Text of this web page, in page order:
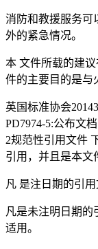
消防和教援服务可
外的紧急情况。
本 文件所载的建
件的主要目的是与
英国标准协会20143
PD7974-5:公布文档
2规范性引用文件
引用，并且是本文
凡 是注日期的引用
凡是未注明日期的
适用。